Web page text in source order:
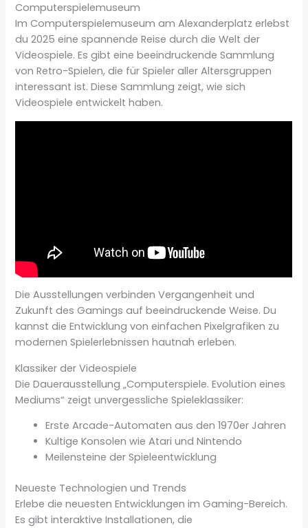
Computerspielemuseum
Im Computerspielemuseum am Alexanderplatz erlebst
du 2025 eine spannende Reise durch die Welt der
Videospiele. Es gibt eine beeindruckende Sammlung
von Retro-Spielen, die für Spieler aller Altersgruppen
interessant ist. Diese Sammlung zeigt, wie sich
Videospiele entwickelt haben.
Die Ausstellungen verbinden Vergangenheit und
Zukunft des Gamings auf beeindruckende Weise. Du
kannst die Entwicklung von einfachen Pixelgrafiken zu
modernen Spielerlebnissen hautnah erleben.
Klassiker der Videospiele
Die Dauerausstellung „Computerspiele. Evolution eines
Mediums“ zeigt unvergessliche Spieleklassiker:
Erste Arcade-Automaten aus den 1970er Jahren
Kultige Konsolen wie Atari und Nintendo
Meilensteine der Spieleentwicklung
Neueste Technologien und Trends
Erlebe die neuesten Entwicklungen im Gaming-Bereich.
Es gibt interaktive Installationen, die